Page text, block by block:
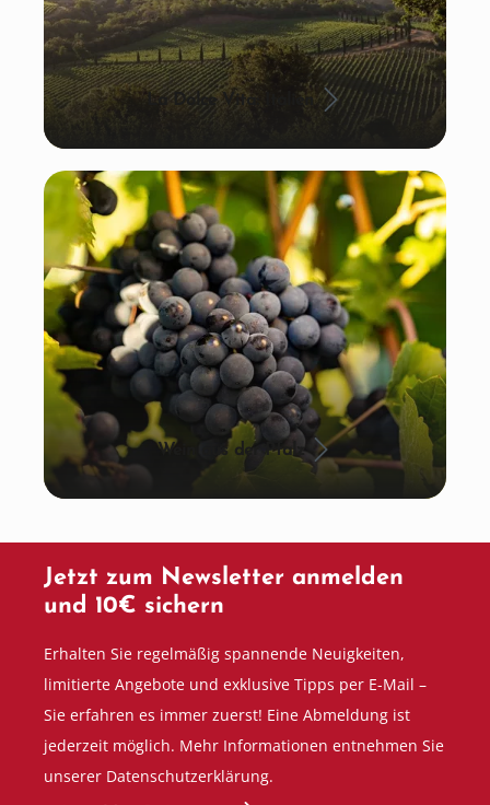
La Dolce Vita: Italien
Wein aus der Pfalz
Jetzt zum Newsletter anmelden
und 10€ sichern
Erhalten Sie regelmäßig spannende Neuigkeiten,
limitierte Angebote und exklusive Tipps per E-Mail –
Sie erfahren es immer zuerst! Eine Abmeldung ist
jederzeit möglich. Mehr Informationen entnehmen Sie
unserer Datenschutzerklärung.